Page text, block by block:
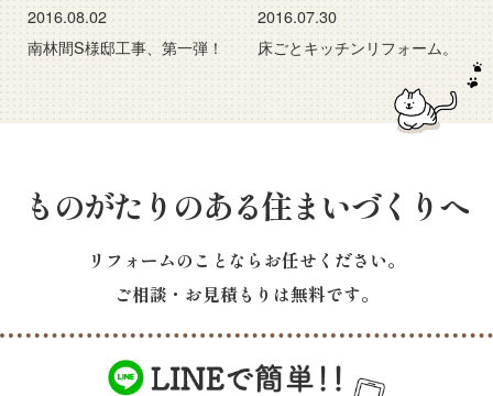
2016.08.02
南林間S様邸工事、第一弾！
2016.07.30
床ごとキッチンリフォーム。
ものがたりのある住まいづくりへ
リフォームのことならお任せください。
ご相談・お見積もりは無料です。